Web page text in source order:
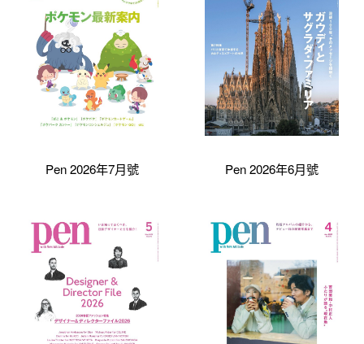
Pen 2026年7月號 Pen 2026年6月號